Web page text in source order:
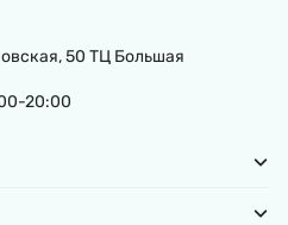
50 ТЦ Большая
20:00